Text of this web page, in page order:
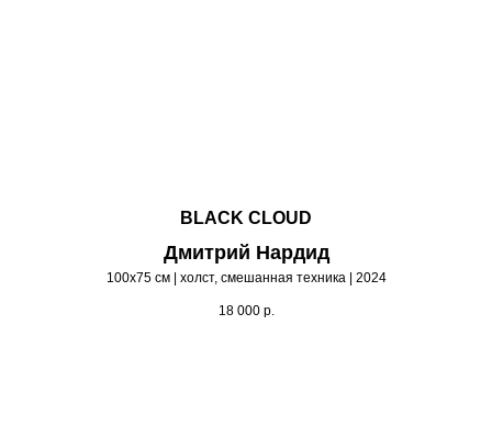
BLACK CLOUD
Дмитрий Нардид
100х75 см | холст, смешанная техника | 2024
18 000 р.